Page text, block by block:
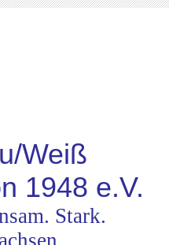
Weiß
1948 e.V.
Stark.